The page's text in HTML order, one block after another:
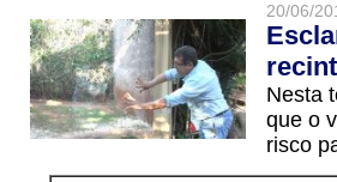
20/06/
Nesta
que o
risco